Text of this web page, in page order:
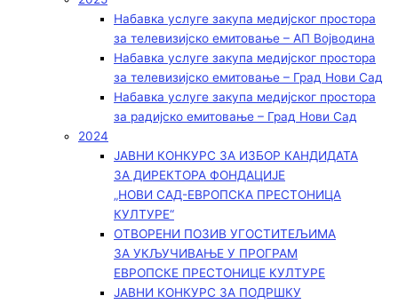
Набавка услуге закупа медијског простора
за телевизијско емитовање – АП Војводинa
Набавка услуге закупа медијског простора
за телевизијско емитовање – Град Нови Сад
Набавка услуге закупа медијског простора
за радијско емитовање – Град Нови Сад
2024
ЈАВНИ КОНКУРС ЗА ИЗБОР КАНДИДАТА
ЗА ДИРЕКТОРА ФОНДАЦИЈЕ
„НОВИ САД-ЕВРОПСКА ПРЕСТОНИЦА
КУЛТУРЕ“
ОТВОРЕНИ ПОЗИВ УГОСТИТЕЉИМА
ЗА УКЉУЧИВАЊЕ У ПРОГРАМ
ЕВРОПСКЕ ПРЕСТОНИЦЕ КУЛТУРЕ
ЈАВНИ КОНКУРС ЗА ПОДРШКУ